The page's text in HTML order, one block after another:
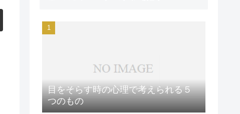
目をそらす時の心理で考えられる５
つのもの